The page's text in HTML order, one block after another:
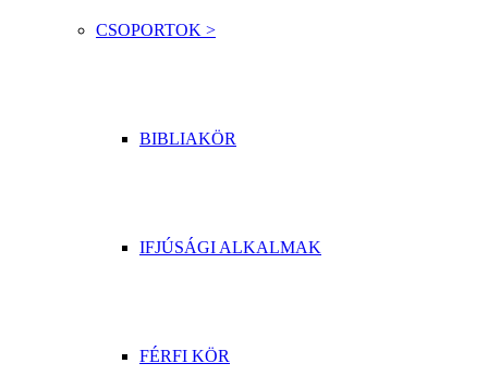
CSOPORTOK >
BIBLIAKÖR
IFJÚSÁGI ALKALMAK
FÉRFI KÖR